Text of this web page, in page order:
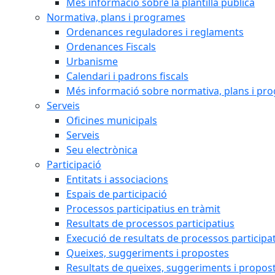
Normativa, plans i programes
Ordenances reguladores i reglaments
Ordenances Fiscals
Urbanisme
Calendari i padrons fiscals
Més informació sobre normativa, plans i
Serveis
Oficines municipals
Serveis
Seu electrònica
Participació
Entitats i associacions
Espais de participació
Processos participatius en tràmit
Resultats de processos participatius
Execució de resultats de processos
Queixes, suggeriments i propostes
Resultats de queixes, suggeriments i